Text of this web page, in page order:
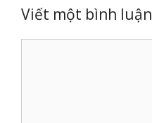
Viết một bình luận